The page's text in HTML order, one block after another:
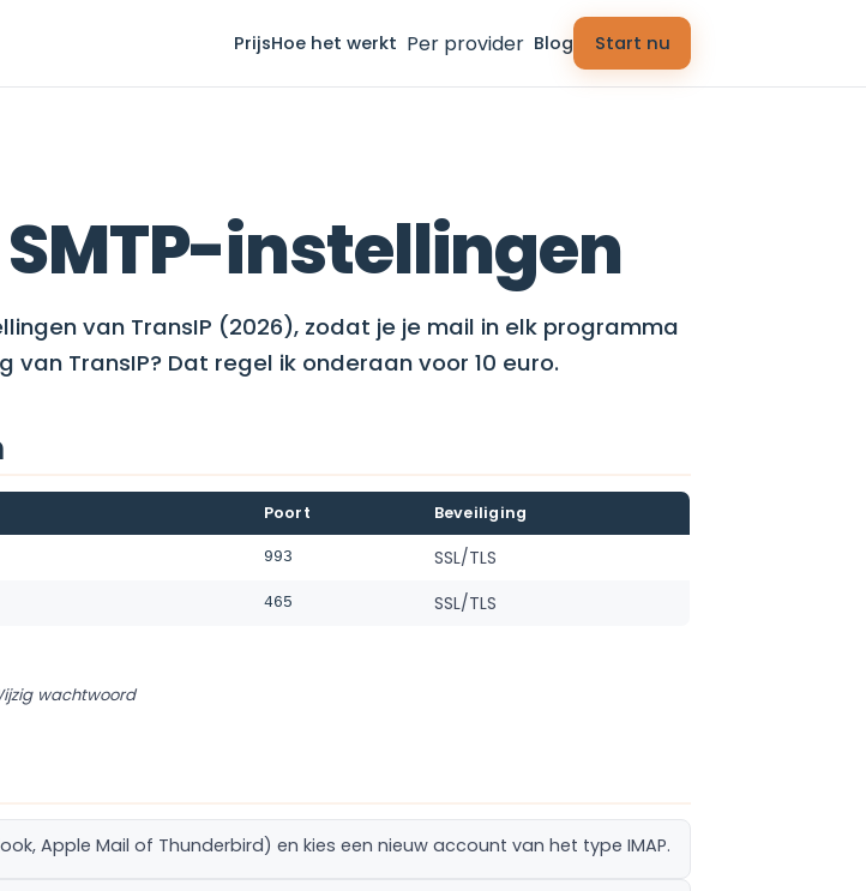
PrijsHoe het werkt Per provider Blog Start nu
instellingen
van TransIP (2026), zodat je je mail in elk programma
TransIP? Dat regel ik onderaan voor 10 euro.
Poort Beveiliging
993
SSL/TLS
465 SSL/TLS
wachtwoord
Apple Mail of Thunderbird) en kies een nieuw account van het type IMAP.